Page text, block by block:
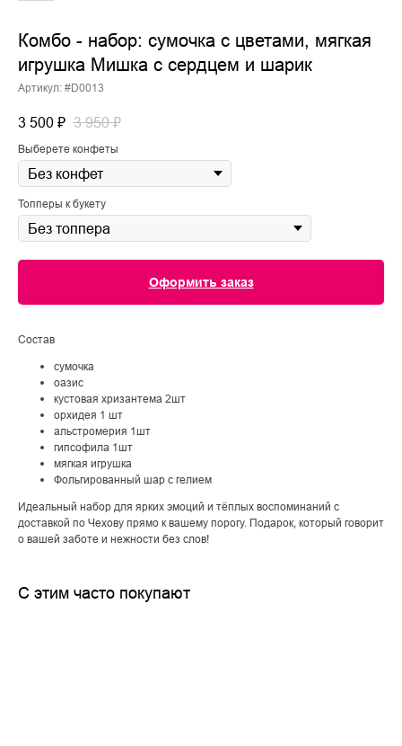
Комбо - набор: сумочка с цветами, мягкая
игрушка Мишка с сердцем и шарик
Артикул: #D0013
3 500 ₽ 3 950 ₽
Выберете конфеты
Топперы к букету
Оформить заказ
Состав
сумочка
оазис
кустовая хризантема 2шт
орхидея 1 шт
альстромерия 1шт
гипсофила 1шт
мягкая игрушка
Фольгированный шар с гелием
Идеальный набор для ярких эмоций и тёплых воспоминаний с
доставкой по Чехову прямо к вашему порогу. Подарок, который говорит
о вашей заботе и нежности без слов!
С этим часто покупают